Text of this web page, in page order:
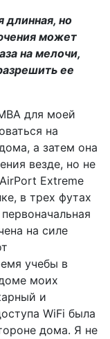
длинная, но
может
на мелочи,
ее
для моей
на
а затем она
везде, но не
Extreme
в трех футах
на силе
учебы в
моих
и
WiFi была
дома. Я не